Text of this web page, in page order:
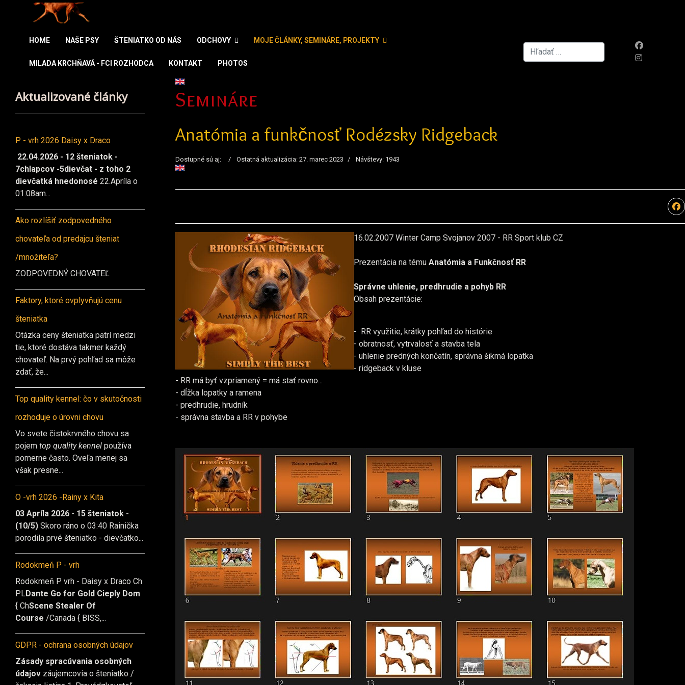
HOME NAŠE PSY ŠTENIATKO OD NÁS ODCHOVY MOJE ČLÁNKY, SEMINÁRE, PROJEKTY
MILADA KRCHŇAVÁ - FCI ROZHODCA KONTAKT PHOTOS
Hľadať...
Aktualizované články
P - vrh 2026 Daisy x Draco
22.04.2026 - 12 šteniatok -
7chlapcov -5dievčat - z toho 2
dievčatká hnedonosé 22.Apríla o
01:08am...
Ako rozlíšiť zodpovedného
chovateľa od predajcu šteniat
/množiteľa?
ZODPOVEDNÝ CHOVATEĽ
Faktory, ktoré ovplyvňujú cenu
šteniatka
Otázka ceny šteniatka patrí medzi
tie, ktoré dostáva takmer každý
chovateľ. Na prvý pohľad sa môže
zdať, že...
Top quality kennel: čo v skutočnosti
rozhoduje o úrovni chovu
Vo svete čistokrvného chovu sa
pojem top quality kennel používa
pomerne často. Oveľa menej sa
však presne...
O -vrh 2026 -Rainy x Kita
03 Apríla 2026 - 15 šteniatok -
(10/5) Skoro ráno o 03:40 Rainička
porodila prvé šteniatko - dievčatko...
Rodokmeň P - vrh
Rodokmeň P vrh - Daisy x Draco Ch
PLDante Go for Gold Cieply Dom
{ ChScene Stealer Of
Course /Canada { BISS,...
GDPR - ochrana osobných údajov
Zásady spracúvania osobných
údajov záujemcovia o šteniatko /
Vyberte váš jazyk
Semináre
Anatómia a funkčnosť Rodézsky Ridgeback
Dostupné sú aj: Ostatná aktualizácia: 27. marec 2023 Návštevy: 1943
16.02.2007 Winter Camp Svojanov 2007 - RR Sport klub CZ
Prezentácia na témuAnatómia a Funkčnosť RR
Správne uhlenie, predhrudie a pohyb RR
Obsah prezentácie:
- RR využitie, krátky pohľad do histórie
- obratnosť, vytrvalosť a stavba tela
- uhlenie predných končatín, správna šikmá lopatka
- ridgeback v kluse
- RR má byť vzpriamený = má stať rovno...
- dĺžka lopatky a ramena
- predhrudie, hrudník
- správna stavba a RR v pohybe